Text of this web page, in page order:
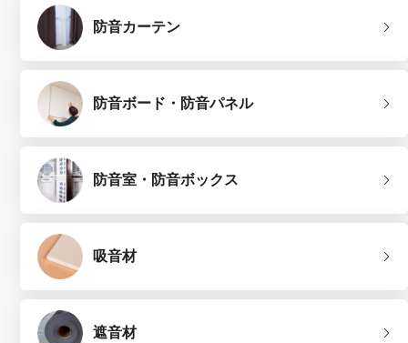
防音カーテン
防音ボード・防音パネル
防音室・防音ボックス
吸音材
遮音材